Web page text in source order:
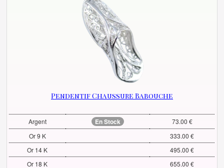
Pendentif Chaussure Babouche
Argent En Stock
73.00 €
Or 9 K
333.00 €
Or 14 K
495.00 €
Or 18 K
655.00 €